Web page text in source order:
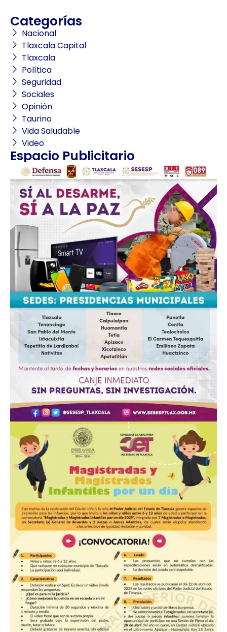
Categorías
Nacional
Tlaxcala Capital
Tlaxcala
Política
Seguridad
Sociales
Opinión
Taurino
Vida Saludable
Video
Espacio Publicitario